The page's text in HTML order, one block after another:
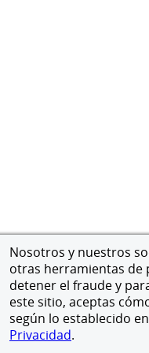
Nosotros y nuestros
otras herramientas de
detener el fraude y
este sitio, aceptas
según lo establecido
Privacidad.